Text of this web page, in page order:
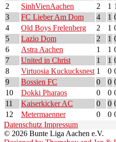
2
SinhVienAachen 2 1 1
3
FC Lieber Am Dom 4 1
4
Old Boys Frelenberg 2 1
5
Lazio Dom 2 1
6
Astra Aachen 1 1
7
United in Christ 1 1
8
Virtuosia Kuckucksnest 1 0
9
Bossien FC 0 0
10
Dokki Pharaos 0 0
11
Kaiserkicker AC 0 0
12
Metermaenner 0 0
Datenschutz Impressum
© 2026 Bunte Liga Aachen e.V.